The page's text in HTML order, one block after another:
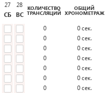
27
СБ
28
ВС
КОЛИЧЕСТВО
ТРАНСЛЯЦИЙ
ОБЩИЙ
ХРОНОМЕТРАЖ
0 0сек.
0 0сек.
0 0сек.
0 0сек.
0 0сек.
0 0сек.
0 0сек.